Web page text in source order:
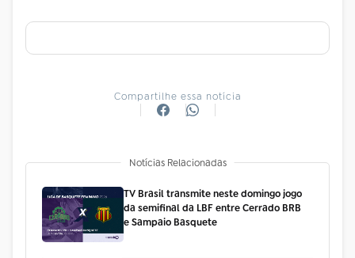
Compartilhe essa notícia
Notícias Relacionadas
TV Brasil transmite neste domingo jogo
da semifinal da LBF entre Cerrado BRB
e Sampaio Basquete